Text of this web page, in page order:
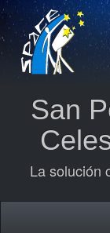
San
La solución